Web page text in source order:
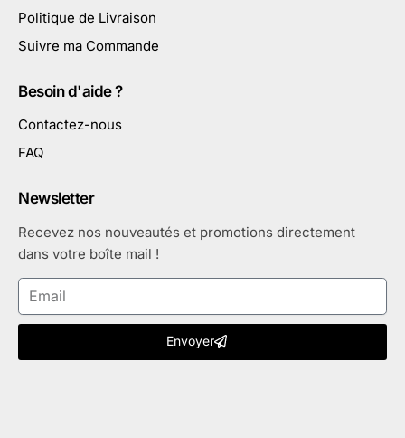
Politique de Livraison
Suivre ma Commande
Besoin d'aide ?
Contactez-nous
FAQ
Newsletter
Recevez nos nouveautés et promotions directement
dans votre boîte mail !
Envoyer